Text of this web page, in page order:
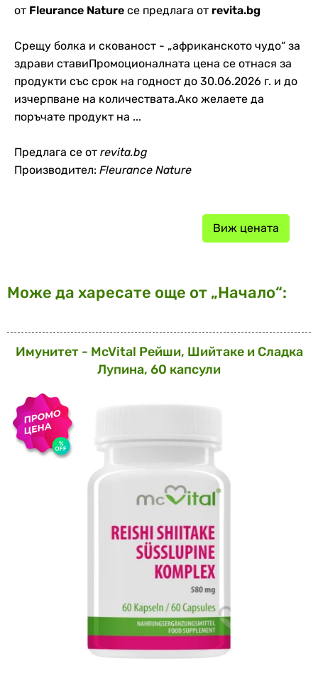
от Fleurance Nature се предлага от revita.bg
Срещу болка и скованост - „африканското чудо“ за
здрави ставиПромоционалната цена се отнася за
продукти със срок на годност до 30.06.2026 г. и до
изчерпване на количествата.Ако желаете да
поръчате продукт на ...
Предлага се от revita.bg
Производител: Fleurance Nature
Виж цената
Може да харесате още от „Начало“:
Имунитет - McVital Рейши, Шийтаке и Сладка
Лупина, 60 капсули